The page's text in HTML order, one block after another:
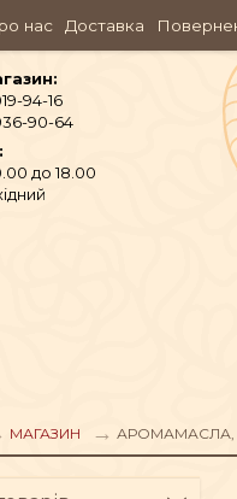
нас Доставка
94-16
90-64
до 18.00
МАГАЗИН АРОМАМАСЛА,